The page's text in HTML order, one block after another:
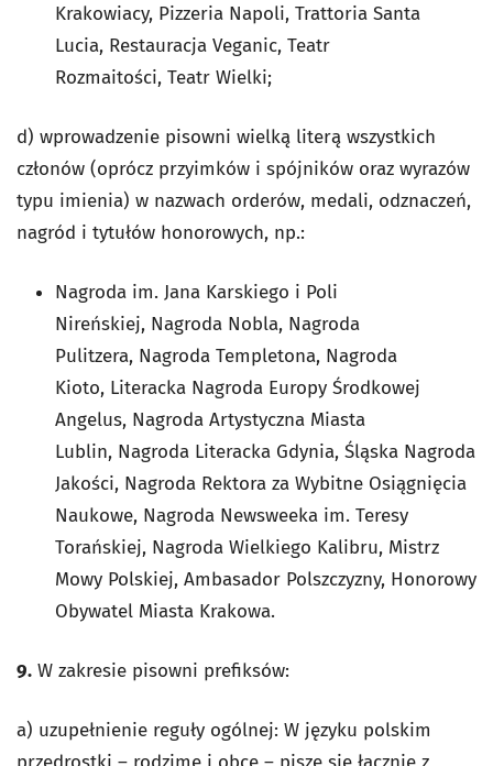
Krakowiacy, Pizzeria Napoli, Trattoria Santa
Lucia, Restauracja Veganic, Teatr
Rozmaitości, Teatr Wielki;
d) wprowadzenie pisowni wielką literą wszystkich
członów (oprócz przyimków i spójników oraz wyrazów
typu imienia) w nazwach orderów, medali, odznaczeń,
nagród i tytułów honorowych, np.:
Nagroda im. Jana Karskiego i Poli
Nireńskiej, Nagroda Nobla, Nagroda
Pulitzera, Nagroda Templetona, Nagroda
Kioto, Literacka Nagroda Europy Środkowej
Angelus, Nagroda Artystyczna Miasta
Lublin, Nagroda Literacka Gdynia, Śląska Nagroda
Jakości, Nagroda Rektora za Wybitne Osiągnięcia
Naukowe, Nagroda Newsweeka im. Teresy
Torańskiej, Nagroda Wielkiego Kalibru, Mistrz
Mowy Polskiej, Ambasador Polszczyzny, Honorowy
Obywatel Miasta Krakowa.
9. W zakresie pisowni prefiksów:
a) uzupełnienie reguły ogólnej: W języku polskim